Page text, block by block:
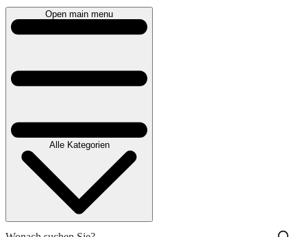
Open main menu
Alle Kategorien